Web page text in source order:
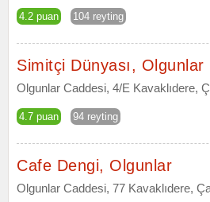
4.2 puan 104 reyting
Simitçi Dünyası, Olgunlar
Olgunlar Caddesi, 4/E Kavaklıdere,
4.7 puan 94 reyting
Cafe Dengi, Olgunlar
Olgunlar Caddesi, 77 Kavaklıdere,